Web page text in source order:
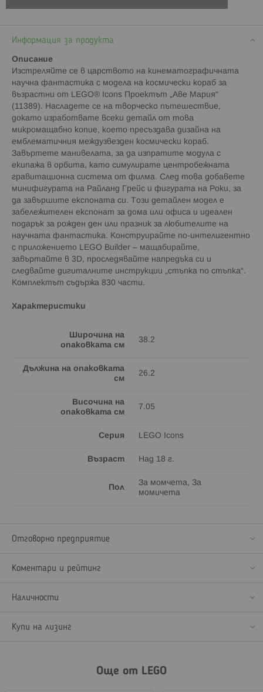
Информация за продукта
Описание
Изстреляйте се в царството на кинематографичната
научна фантастика с модела на космически кораб за
възрастни от LEGO® Icons Проектът „Аве Мария“
(11389). Насладете се на творческо пътешествие,
докато изработвате всеки детайл от това
микромащабно копие, което пресъздава дизайна на
емблематичния междузвезден космически кораб.
Завъртете манивелата, за да изпратите модула с
екипажа в орбита, като симулирате центробежната
гравитационна система от филма. След това добавете
минифигурата на Райланд Грейс и фигурата на Роки, за
да завършите експоната си. Този детайлен модел е
забележителен експонат за дома или офиса и идеален
подарък за рожден ден или празник за любителите на
научната фантастика. Конструирайте по-интелигентно
с приложението LEGO Builder – мащабирайте,
завъртайте в 3D, проследявайте напредъка си и
следвайте дигиталните инструкции „стъпка по стъпка“.
Комплектът съдържа 830 части.
Характеристики
Широчина на
опаковката см
38.2
Дължина на опаковката
см
26.2
Височина на
опаковката см
7.05
Серия LEGO Icons
Възраст Над 18 г.
Пол
За момчета, За
момичета
Отговорно предприятие
Коментари и рейтинг
Наличности
Купи на лизинг
Още от LEGO